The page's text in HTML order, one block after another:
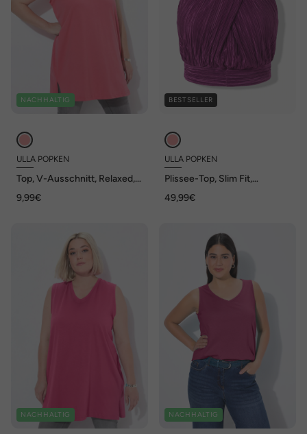
NACHHALTIG
ULLA POPKEN
Top, V-Ausschnitt, Relaxed,
9,99€
BESTSELLER
ULLA POPKEN
Plissee-Top, Slim Fit,
Ausschnitt
49,99€
NACHHALTIG NACHHALTIG